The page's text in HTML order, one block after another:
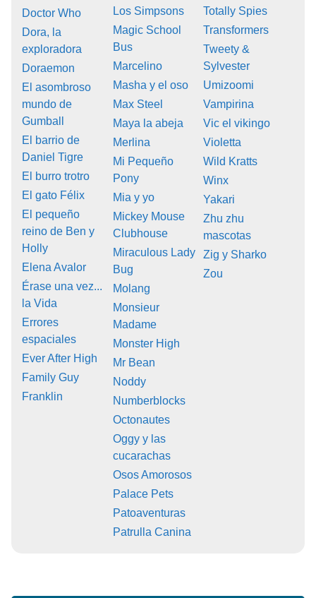
Doctor Who
Dora, la
exploradora
Doraemon
El asombroso
mundo de
Gumball
El barrio de
Daniel Tigre
El burro trotro
El gato Félix
El pequeño
reino de Ben y
Holly
Elena Avalor
Érase una vez...
la Vida
Errores
espaciales
Ever After High
Family Guy
Franklin
Los Simpsons
Magic School
Bus
Marcelino
Masha y el oso
Max Steel
Maya la abeja
Merlina
Mi Pequeño
Pony
Mia y yo
Mickey Mouse
Clubhouse
Miraculous Lady
Bug
Molang
Monsieur
Madame
Monster High
Mr Bean
Noddy
Numberblocks
Octonautes
Oggy y las
cucarachas
Osos Amorosos
Palace Pets
Patoaventuras
Patrulla Canina
Totally Spies
Transformers
Tweety &
Sylvester
Umizoomi
Vampirina
Vic el vikingo
Violetta
Wild Kratts
Winx
Yakari
Zhu zhu
mascotas
Zig y Sharko
Zou